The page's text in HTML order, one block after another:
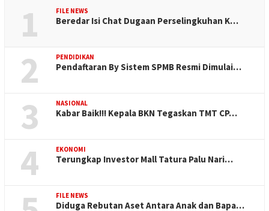
1 FILE NEWS
Beredar Isi Chat Dugaan Perselingkuhan K…
2 PENDIDIKAN
Pendaftaran By Sistem SPMB Resmi Dimulai…
3 NASIONAL
Kabar Baik!!! Kepala BKN Tegaskan TMT CP…
4 EKONOMI
Terungkap Investor Mall Tatura Palu Nari…
FILE NEWS
Diduga Rebutan Aset Antara Anak dan Bapa…